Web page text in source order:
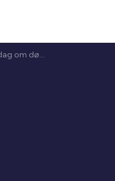
Temadag om dødsboer (26-165)